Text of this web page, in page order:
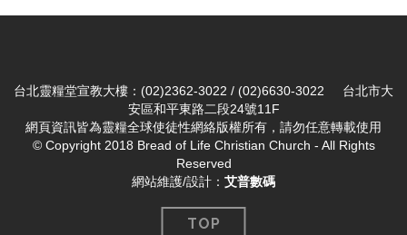
台北靈糧堂宣教大樓：(02)2362-3022 / (02)6630-3022 台北市大
安區和平東路二段24號11F
網頁資訊皆為靈糧全球使徒性網絡版權所有，請勿任意轉載使用
© Copyright 2018 Bread of Life Christian Church - All Rights
Reserved
網站維護/設計： 艾普數碼
TOP